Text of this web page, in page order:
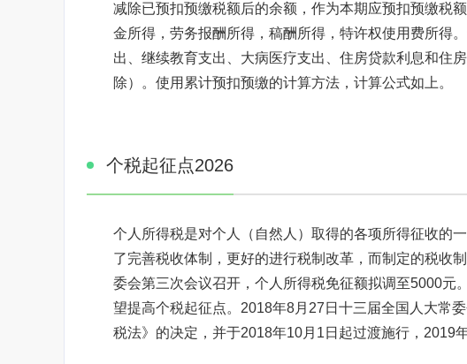
减除已预扣预缴税额后的余额，作为本期应预扣预缴税
金所得，劳务报酬所得，稿酬所得，特许权使用费所得
出、继续教育支出、大病医疗支出、住房贷款利息和住
除）。使用累计预扣预缴的计算方法，计算公式如上。
个税起征点2026
个人所得税是对个人（自然人）取得的各项所得征收的
了完善税收体制，更好的进行税制改革，而制定的税收
委会第三次会议召开，个人所得税免征额拟调至5000元
望提高个税起征点。2018年8月27日十三届全国人大常
税法》的决定，并于2018年10月1日起过渡施行，2019